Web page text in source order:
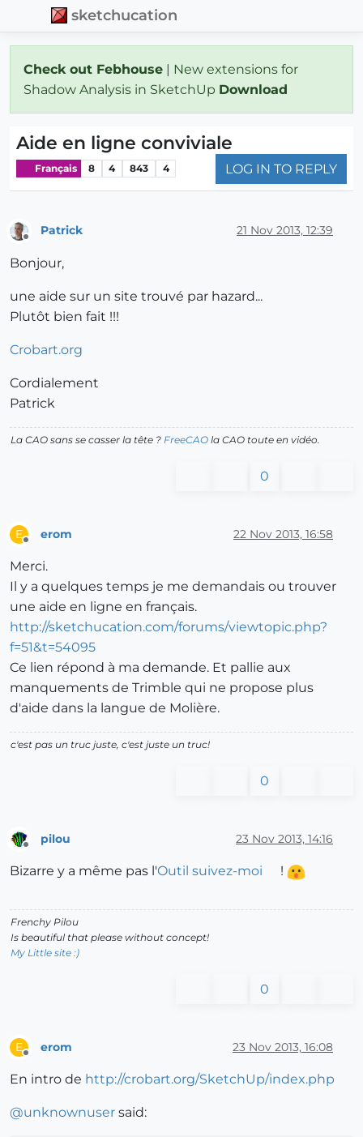
sketchucation
Check out Febhouse | New extensions for
Shadow Analysis in SketchUp Download
Aide en ligne conviviale
Français 8 4 843 4 LOG IN TO REPLY
Patrick 21 Nov 2013, 12:39
Bonjour,
une aide sur un site trouvé par hazard...
Plutôt bien fait !!!
Crobart.org
Cordialement
Patrick
La CAO sans se casser la tête ? FreeCAO la CAO toute en vidéo.
0
E erom 22 Nov 2013, 16:58
Merci.
Il y a quelques temps je me demandais ou trouver
une aide en ligne en français.
http://sketchucation.com/forums/viewtopic.php?
f=51&t=54095
Ce lien répond à ma demande. Et pallie aux
manquements de Trimble qui ne propose plus
d'aide dans la langue de Molière.
c'est pas un truc juste, c'est juste un truc!
0
pilou 23 Nov 2013, 14:16
Bizarre y a même pas l'Outil suivez-moi !
Frenchy Pilou
Is beautiful that please without concept!
My Little site :)
0
E erom 23 Nov 2013, 16:08
En intro de http://crobart.org/SketchUp/index.php
@unknownuser said: